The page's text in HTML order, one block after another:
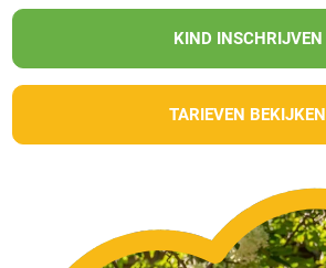
KIND INSCHRIJVEN
TARIEVEN BEKIJKEN